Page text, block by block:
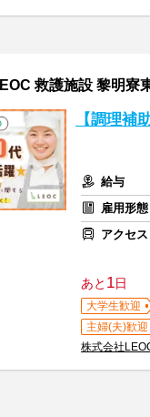
救護施設 黎明寮
【調理補
給与
雇用形態
アクセス
あと 1日
大学生歓迎
主婦(夫)歓迎
株式会社